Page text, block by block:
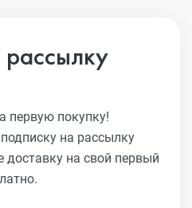
первую покупку!
на рассылку
доставку на свой первый